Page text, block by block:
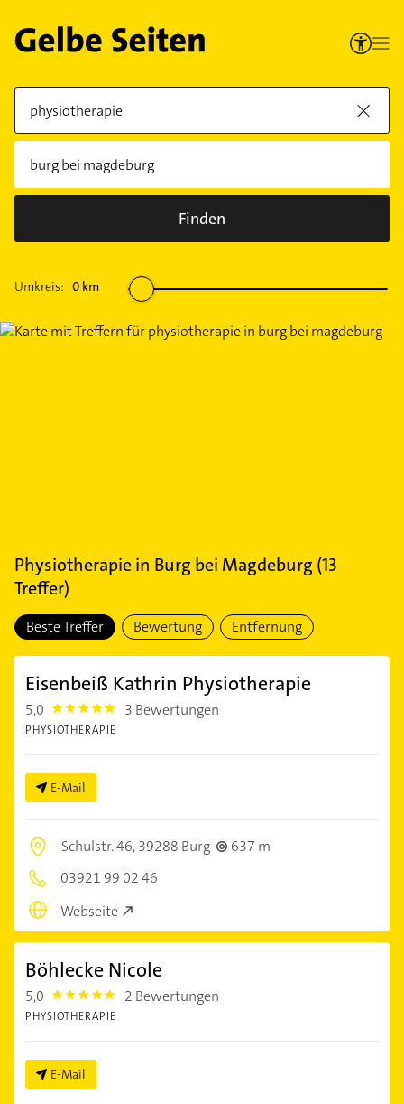
Finden
Umkreis: 0 km
Physiotherapiein Burg bei Magdeburg (13
Treffer)
Beste Treffer Bewertung Entfernung
Eisenbeiß Kathrin Physiotherapie
5,0 5.0 3 Bewertungen
PHYSIOTHERAPIE
E-Mail
Schulstr. 46,39288 Burg
637 m
03921 99 02 46
Webseite
Böhlecke Nicole
5,0 5.0 2 Bewertungen
PHYSIOTHERAPIE
E-Mail